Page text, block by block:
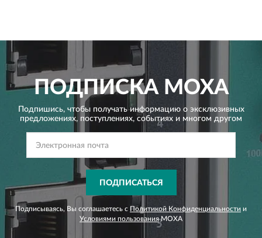
ПОДПИСКАMOXA
Подпишись, чтобы получать информацию о эксклюзивных
предложениях, поступлениях, событиях и многом другом
ПОДПИСАТЬСЯ
Подписываясь, Вы соглашаетесь с Политикой Конфиденциальности и
Условиями пользованияMOXA